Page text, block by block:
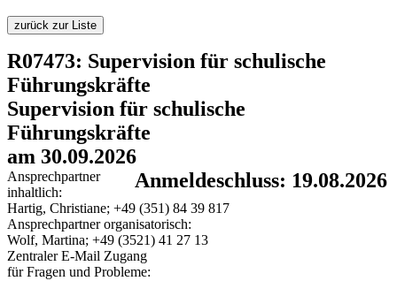
zurück zur Liste
R07473: Supervision für schulische
Führungskräfte
Supervision für schulische
Führungskräfte
am 30.09.2026
Anmeldeschluss: 19.08.2026
Ansprechpartner
inhaltlich:
Hartig, Christiane; +49 (351) 84 39 817
Ansprechpartner organisatorisch:
Wolf, Martina; +49 (3521) 41 27 13
Zentraler E-Mail Zugang
für Fragen und Probleme: